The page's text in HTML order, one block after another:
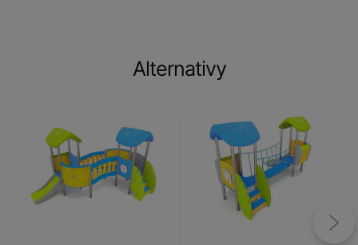
Alternativy